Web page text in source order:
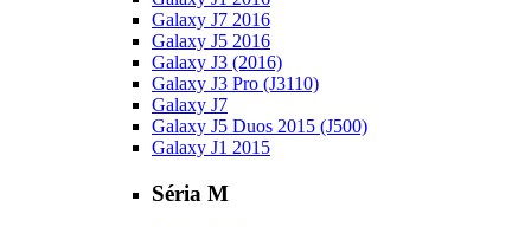
Galaxy J7 2016
Galaxy J5 2016
Galaxy J3 (2016)
Galaxy J3 Pro (J3110)
Galaxy J7
Galaxy J5 Duos 2015 (J500)
Galaxy J1 2015
Séria M